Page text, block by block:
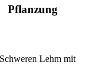
Pflanzung
Lehm mit